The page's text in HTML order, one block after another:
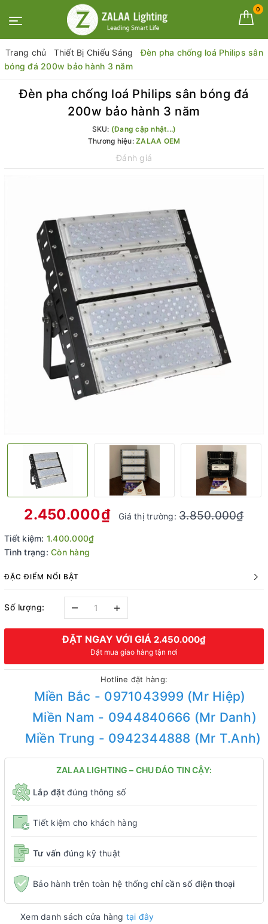
0
Trang chủ Thiết Bị Chiếu Sáng
Đèn pha chống loá Philips sân
bóng đá 200w bảo hành 3 năm
Đèn pha chống loá Philips sân bóng đá
200w bảo hành 3 năm
SKU: (Đang cập nhật...)
Thương hiệu: ZALAA OEM
Đánh giá
2.450.000₫ Giá thị trường:3.850.000₫
Tiết kiệm: 1.400.000₫
Tình trạng: Còn hàng
ĐẶC ĐIỂM NỔI BẬT
Số lượng: – +
ĐẶT NGAY VỚI GIÁ 2.450.000₫
Đặt mua giao hàng tận nơi
Hotline đặt hàng:
Miền Bắc - 0971043999 (Mr Hiệp)
Miền Nam - 0944840666 (Mr Danh)
Miền Trung - 0942344888 (Mr T.Anh)
ZALAA LIGHTING – CHU ĐÁO TIN CẬY:
Lắp đặtđúng thông số
Tiết kiệm cho khách hàng
Tư vấn đúng kỹ thuật
Bảo hành trên toàn hệ thống chỉ cần số điện thoại
Xem danh sách cửa hàng tại đây